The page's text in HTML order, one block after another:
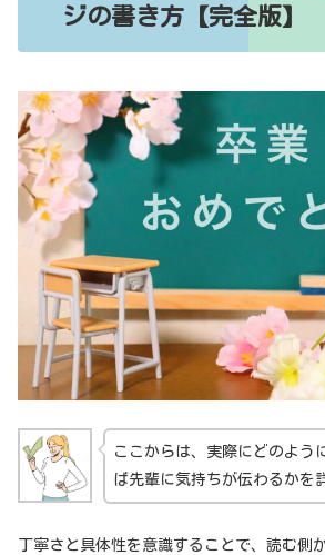
ジの書き方【完全版】
ここからは、実際にどのよう
ば先輩に気持ちが伝わるかを
丁寧さと具体性を意識することで、読む側